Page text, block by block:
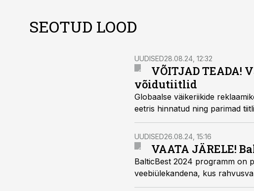
SEOTUD LOOD
UUDISED28.08.24, 12:32
VÕITJAD TEADA!
võidutiitlid
Globaalse väikeriikide
eetris hinnatud ning parimad
UUDISED26.08.24, 15:16
VAATA JÄRELE!
BalticBest 2024 programm on
veebiülekandena, kus